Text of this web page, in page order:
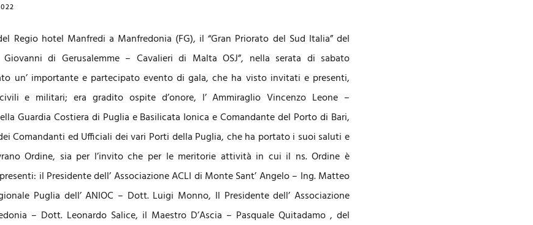
Regio hotel Manfredi a Manfredonia (FG), il “Gran Priorato del Sud Italia” del
Giovanni di Gerusalemme – Cavalieri di Malta OSJ”, nella serata di sabato
un’ importante e partecipato evento di gala, che ha visto invitati e presenti,
e militari; era gradito ospite d’onore, l’ Ammiraglio Vincenzo Leone –
Guardia Costiera di Puglia e Basilicata Ionica e Comandante del Porto di Bari,
Comandanti ed Ufficiali dei vari Porti della Puglia, che ha portato i suoi saluti e
Ordine, sia per l’invito che per le meritorie attività in cui il ns. Ordine è
il Presidente dell’ Associazione ACLI di Monte Sant’ Angelo – Ing. Matteo
Puglia dell’ ANIOC – Dott. Luigi Monno, Il Presidente dell’ Associazione
– Dott. Leonardo Salice, il Maestro D’Ascia – Pasquale Quitadamo , del